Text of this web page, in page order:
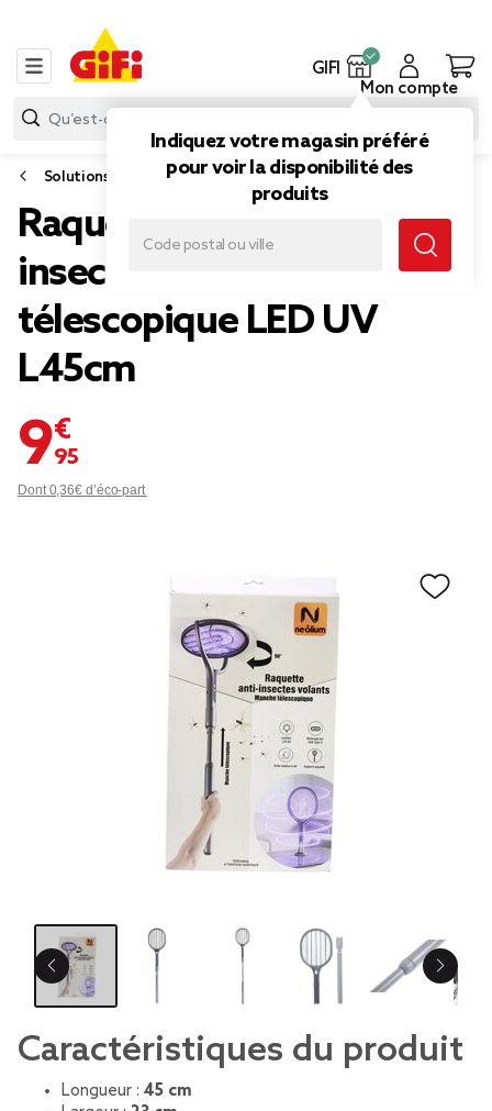
GIFI
Indiquez votre magasin préféré
pour voir la disponibilité des
produits
Mon compte
Solutions insecticide
Raquette électrique anti
insectes volants manche
télescopique LED UV
L45cm
9,95 €
Dont 0,36€ d’éco-part
Caractéristiques du produit
Longueur : 45 cm